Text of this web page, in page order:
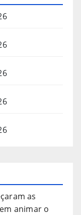
as
animar o